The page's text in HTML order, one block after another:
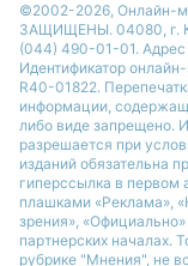
©2002-2026, Онлайн-
ЗАЩИЩЕНЫ. 04080, г.
(044) 490-01-01. Адрес
Идентификатор
R40-01822.
информации,
либо виде запрещено.
разрешается при
изданий обязательна
гиперссылка в первом
плашками «Реклама»,
зрения»,
партнерских началах.
рубрике "Мнения", не